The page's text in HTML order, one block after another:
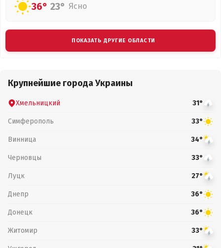
36° 23° Ясно
ПОКАЗАТЬ ДРУГИЕ ОБЛАСТИ
Крупнейшие города Украины
Хмельницкий 31°
Симферополь 33°
Винница 34°
Черновцы 33°
Луцк 27°
Днепр 36°
Донецк 36°
Житомир 33°